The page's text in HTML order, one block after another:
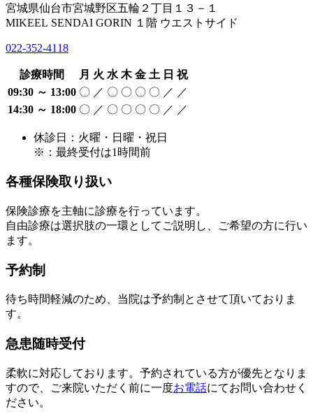
宮城県仙台市宮城野区五輪２丁目１３－１
MIKEEL SENDAI GORIN １階 ウエストサイド
022-352-4118
診療時間 月 火 水 木 金 土 日 祝
09:30 ～ 13:00 〇 ／ 〇 〇 〇 〇 ／ ／
14:30 ～ 18:00 〇 ／ 〇 〇 〇 〇 ／ ／
休診日：火曜・日曜・祝日
※：最終受付は1時間前
各種保険取り扱い
保険診療を主軸に診療を行っています。
自由診療は選択肢の一環としてご説明し、ご希望の方に行い
ます。
予約制
待ち時間軽減のため、当院は予約制とさせて頂いておりま
す。
急患随時受付
柔軟に対応しております。予約されている方が優先となりま
すので、ご来院いただく前に一度お電話にてお問い合わせく
ださい。